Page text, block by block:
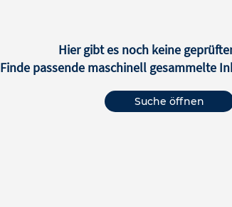
Hier gibt es noch keine
Finde passende maschinell gesammelte
Suche öffnen